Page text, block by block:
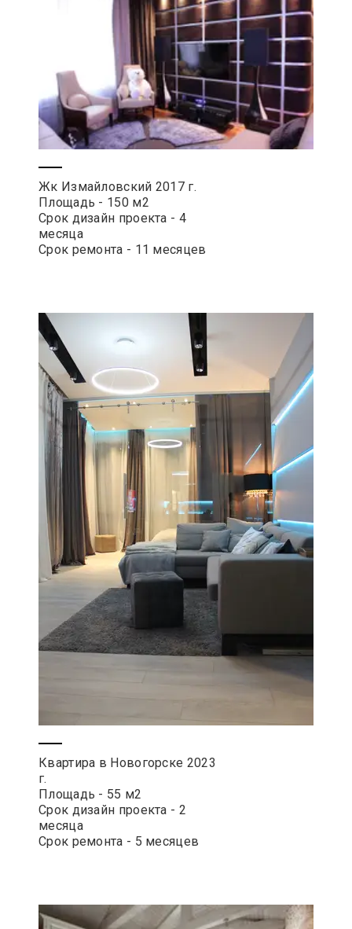
Жк Измайловский 2017 г.
Площадь - 150 м2
Срок дизайн проекта - 4
месяца
Срок ремонта - 11 месяцев
Квартира в Новогорске 2023
г.
Площадь - 55 м2
Срок дизайн проекта - 2
месяца
Срок ремонта - 5 месяцев